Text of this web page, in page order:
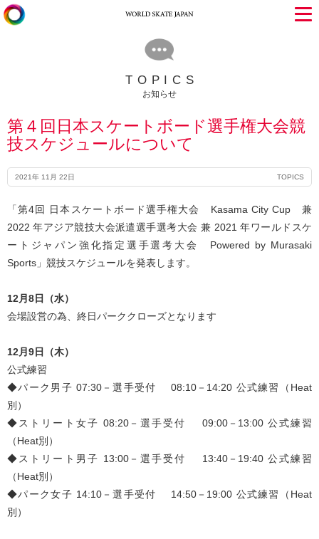
TOPICS
お知らせ
第４回日本スケートボード選手権大会競
技スケジュールについて
2021年 11月 22日 TOPICS
「第4回 日本スケートボード選手権大会 Kasama City Cup 兼
2022 年アジア競技大会派遣選手選考大会 兼 2021 年ワールドスケ
ートジャパン強化指定選手選考大会 Powered by Murasaki
Sports」競技スケジュールを発表します。
12月8日（水）
会場設営の為、終日パーククローズとなります
12月9日（木）
公式練習
◆パーク男子 07:30－選手受付 08:10－14:20 公式練習（Heat
別）
◆ストリート女子 08:20－選手受付 09:00－13:00 公式練習
（Heat別）
◆ストリート男子 13:00－選手受付 13:40－19:40 公式練習
（Heat別）
◆パーク女子 14:10－選手受付 14:50－19:00 公式練習（Heat
別）